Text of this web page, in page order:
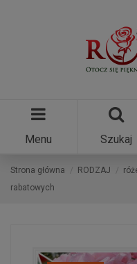
Menu Szukaj
Strona główna RODZAJ
rabatowych